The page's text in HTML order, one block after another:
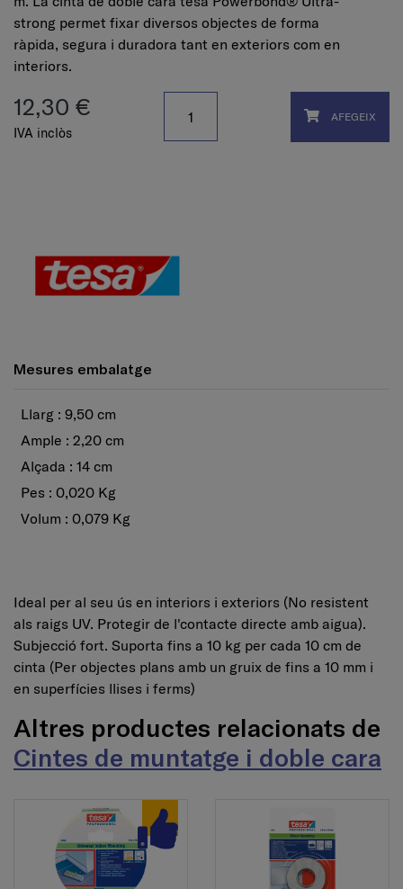
strong permet fixar diversos objectes de forma
ràpida, segura i duradora tant en exteriors com en
interiors.
12,30 €
IVA inclòs
AFEGEIX
Mesures embalatge
Llarg : 9,50 cm
Ample : 2,20 cm
Alçada : 14 cm
Pes : 0,020 Kg
Volum : 0,079 Kg
Ideal per al seu ús en interiors i exteriors (No resistent
als raigs UV. Protegir de l'contacte directe amb aigua).
Subjecció fort. Suporta fins a 10 kg per cada 10 cm de
cinta (Per objectes plans amb un gruix de fins a 10 mm i
en superfícies llises i ferms)
Altres productes relacionats de
Cintes de muntatge i doble cara